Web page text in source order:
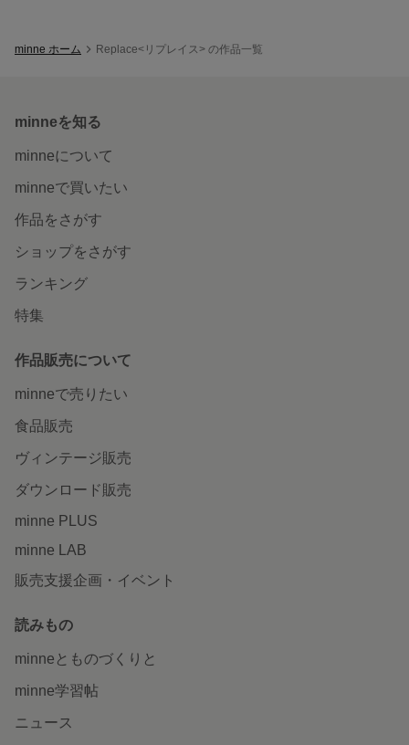
minne ホーム Replace<リプレイス> の作品一覧
minneを知る
minneについて
minneで買いたい
作品をさがす
ショップをさがす
ランキング
特集
作品販売について
minneで売りたい
食品販売
ヴィンテージ販売
ダウンロード販売
minne PLUS
minne LAB
販売支援企画・イベント
読みもの
minneとものづくりと
minne学習帖
ニュース